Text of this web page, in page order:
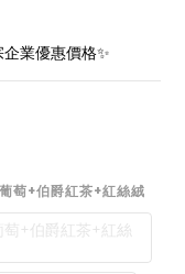
業優惠價格✨
萄+伯爵紅茶+紅絲絨
+伯爵紅茶+紅絲